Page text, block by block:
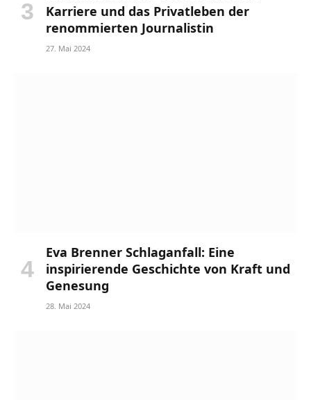
Karriere und das Privatleben der
renommierten Journalistin
27. Mai 2024
Eva Brenner Schlaganfall: Eine
inspirierende Geschichte von Kraft und
Genesung
28. Mai 2024